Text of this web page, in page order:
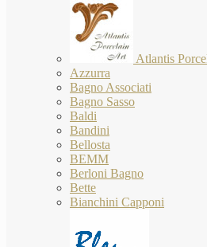
Atlantis
Azzurra
Bagno Associati
Bagno Sasso
Baldi
Bandini
Bellosta
BEMM
Berloni Bagno
Bette
Bianchini Capponi